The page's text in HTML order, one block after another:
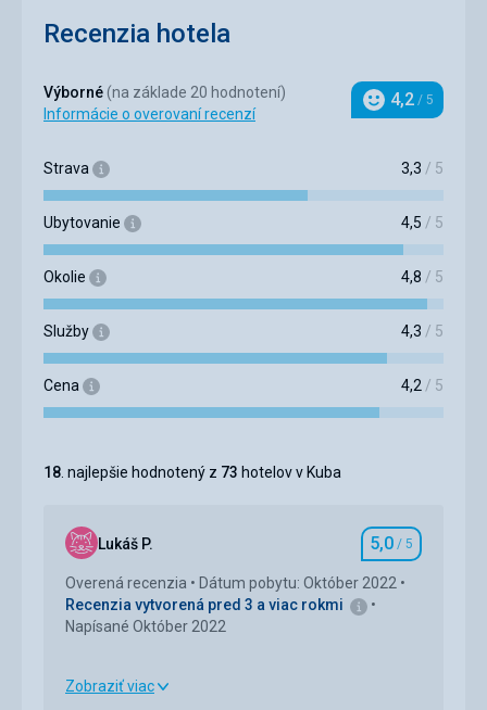
Recenzia hotela
Výborné (na základe 20 hodnotení)
Informácie o overovaní recenzí
Hodnotenie
4,2 / 5
Strava 3,3 / 5
Ubytovanie 4,5 / 5
Okolie 4,8 / 5
Služby 4,3 / 5
Cena 4,2/ 5
18. najlepšie hodnotený z 73 hotelov v Kuba
Lukáš P. Hodnotenie
5,0 / 5
Overená recenzia
Dátum pobytu: Október 2022
Recenzia vytvorená pred 3 a viac rokmi
Napísané Október 2022
Zobraziť viac